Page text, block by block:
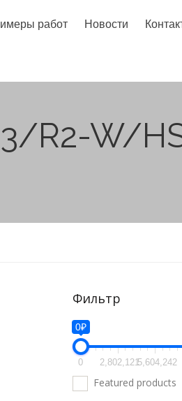
работ Новости
R2-W/
Фильтр
0₽
0 2,802,1215,604,242
Featured products